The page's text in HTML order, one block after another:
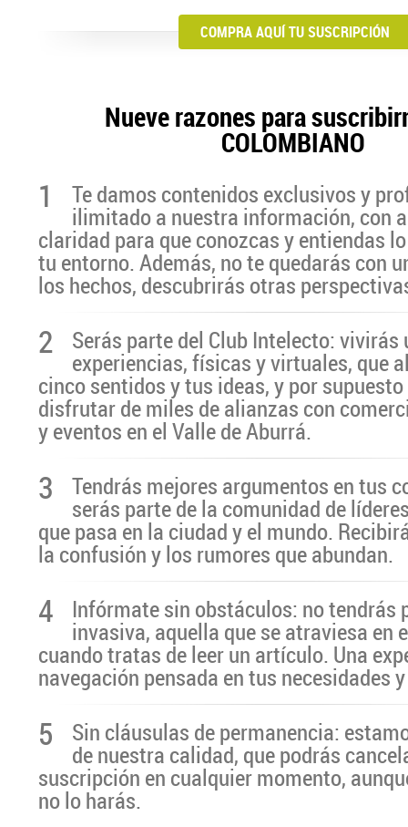
COMPRA AQUÍ TU SUSCRIPCIÓN
Nueve razones para
COLOMBIANO
1 Te damos contenidos exclusivos y
ilimitado a nuestra información, con
claridad para que conozcas y entiendas
tu entorno. Además, no te quedarás con
los hechos, descubrirás otras
2 Serás parte del Club Intelecto: vivirás
experiencias, físicas y virtuales, que
cinco sentidos y tus ideas, y por
disfrutar de miles de alianzas con
y eventos en el Valle de Aburrá.
3 Tendrás mejores argumentos en tus
serás parte de la comunidad de
que pasa en la ciudad y el mundo.
la confusión y los rumores que abundan.
4 Infórmate sin obstáculos: no tendrás
invasiva, aquella que se atraviesa en
cuando tratas de leer un artículo. Una
navegación pensada en tus necesidades
5 Sin cláusulas de permanencia:
de nuestra calidad, que podrás
suscripción en cualquier momento,
no lo harás.